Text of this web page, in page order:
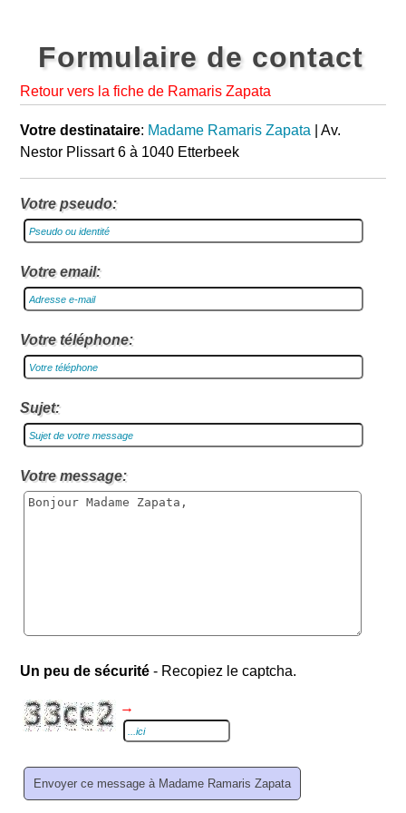
Formulaire de contact
Retour vers la fiche de Ramaris Zapata
Votre destinataire: Madame Ramaris Zapata | Av.
Nestor Plissart 6 à 1040 Etterbeek
Votre pseudo:
Votre email:
Votre téléphone:
Sujet:
Votre message:
Un peu de sécurité - Recopiez le captcha.
→